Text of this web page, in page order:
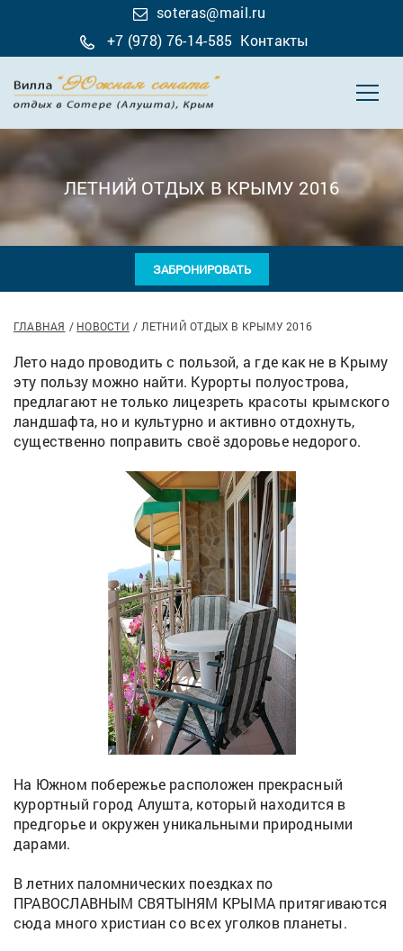
soteras@mail.ru
+7 (978) 76-14-585 Контакты
ЛЕТНИЙ ОТДЫХ В КРЫМУ 2016
ЗАБРОНИРОВАТЬ
ГЛАВНАЯ НОВОСТИ ЛЕТНИЙ ОТДЫХ В КРЫМУ 2016
Лето надо проводить с пользой, а где как не в Крыму
эту пользу можно найти. Курорты полуострова,
предлагают не только лицезреть красоты крымского
ландшафта, но и культурно и активно отдохнуть,
существенно поправить своё здоровье недорого.
На Южном побережье расположен прекрасный
курортный город Алушта, который находится в
предгорье и окружен уникальными природными
дарами.
В летних паломнических поездках по
ПРАВОСЛАВНЫМ СВЯТЫНЯМ КРЫМА притягиваются
сюда много христиан со всех уголков планеты.